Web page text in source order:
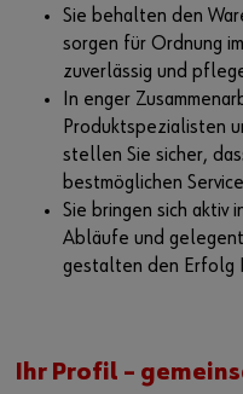
Sie behalten den
sorgen für Ordnung
zuverlässig und
In enger
Produktspezialisten
stellen Sie sicher,
bestmöglichen
Sie bringen sich aktiv
Abläufe und
gestalten den Erfolg
Ihr Profil –